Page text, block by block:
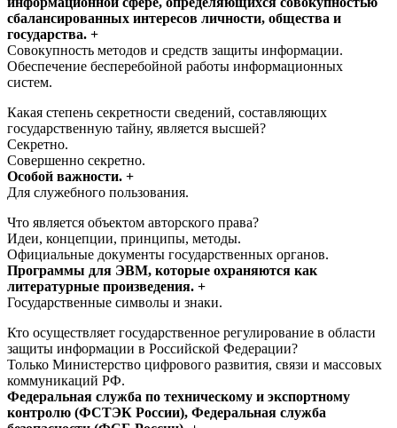
сбалансированных интересов личности, общества и
государства. +
Совокупность методов и средств защиты информации.
Обеспечение бесперебойной работы информационных
систем.
Какая степень секретности сведений, составляющих
государственную тайну, является высшей?
Секретно.
Совершенно секретно.
Особой важности. +
Для служебного пользования.
Что является объектом авторского права?
Идеи, концепции, принципы, методы.
Официальные документы государственных органов.
Программы для ЭВМ, которые охраняются как
литературные произведения. +
Государственные символы и знаки.
Кто осуществляет государственное регулирование в области
защиты информации в Российской Федерации?
Только Министерство цифрового развития, связи и массовых
коммуникаций РФ.
Федеральная служба по техническому и экспортному
контролю (ФСТЭК России), Федеральная служба